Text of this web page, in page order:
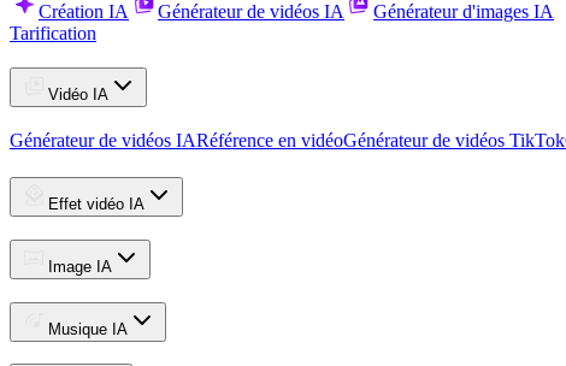
Création IA Générateur de vidéos IA
Générateur d'images IA
Tarification
Vidéo IA
Générateur de vidéos IARéférence en vidéoGénérateur de vidéos TikTok
Effet vidéo IA
Image IA
Musique IA